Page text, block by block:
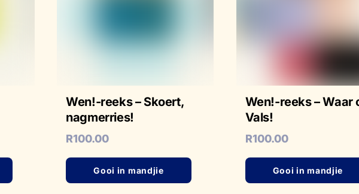
Wen!-reeks – Skoert,
nagmerries!
R100.00
Gooi in mandjie
Wen!-reeks – Waar
Vals!
R100.00
Gooi in mandjie